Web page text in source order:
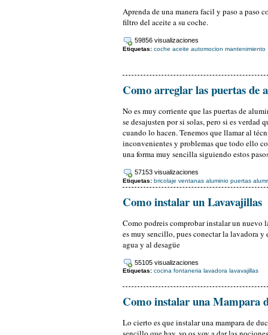
Aprenda de una manera facil y paso a paso
filtro del aceite a su coche.
59856 visualizaciones
Etiquetas: coche aceite automocion mantenimiento
Como arreglar las puertas de
No es muy corriente que las puertas de
se desajusten por si solas, pero si es verdad
cuando lo hacen. Tenemos que llamar al
inconvenientes y problemas que todo ello
una forma muy sencilla siguiendo estos
57153 visualizaciones
Etiquetas: bricolaje ventanas aluminio puertas
Como instalar un Lavavajillas
Como podreis comprobar instalar un nuevo
es muy sencillo, pues conectar la lavadora
agua y al desagüe
55105 visualizaciones
Etiquetas: cocina fontaneria lavadora lavavajillas
Como instalar una Mampara
Lo cierto es que instalar una mampara de